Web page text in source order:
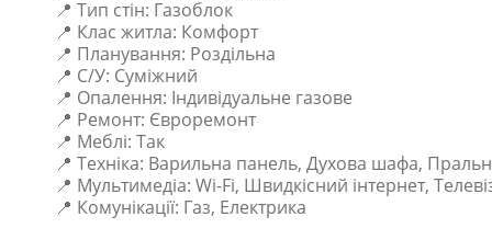
📍 Тип стін: Газоблок
📍 Клас житла: Комфорт
📍 Планування: Роздільна
📍 С/У: Суміжний
📍 Опалення: Індивідуальне газове
📍 Ремонт: Євроремонт
📍 Меблі: Так
📍 Техніка: Варильна панель, Духова шафа,
📍 Мультимедіа: Wi-Fi, Швидкісний інтернет,
📍 Комунікації: Газ, Електрика